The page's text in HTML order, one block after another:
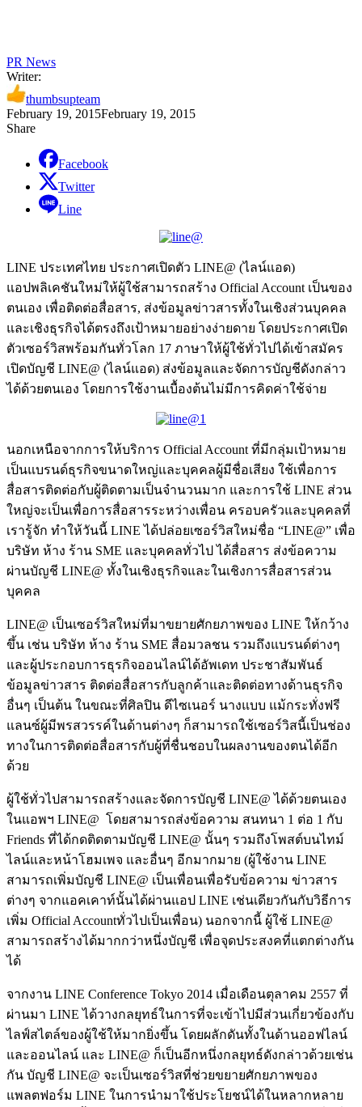
PR News
Writer:
thumbsupteam
February 19, 2015February 19, 2015
Share
Facebook
Twitter
Line
LINE ประเทศไทย ประกาศเปิดตัว LINE@ (ไลน์แอด)
แอปพลิเคชันใหม่ให้ผู้ใช้สามารถสร้าง Official Account เป็นของ
ตนเอง เพื่อติดต่อสื่อสาร, ส่งข้อมูลข่าวสารทั้งในเชิงส่วนบุคคล
และเชิงธุรกิจได้ตรงถึงเป้าหมายอย่างง่ายดาย โดยประกาศเปิด
ตัวเซอร์วิสพร้อมกันทั่วโลก 17 ภาษาให้ผู้ใช้ทั่วไปได้เข้าสมัคร
เปิดบัญชี LINE@ (ไลน์แอด) ส่งข้อมูลและจัดการบัญชีดังกล่าว
ได้ด้วยตนเอง โดยการใช้งานเบื้องต้นไม่มีการคิดค่าใช้จ่าย
นอกเหนือจากการให้บริการ Official Account ที่มีกลุ่มเป้าหมาย
เป็นแบรนด์ธุรกิจขนาดใหญ่และบุคคลผู้มีชื่อเสียง ใช้เพื่อการ
สื่อสารติดต่อกับผู้ติดตามเป็นจำนวนมาก และการใช้ LINE ส่วน
ใหญ่จะเป็นเพื่อการสื่อสารระหว่างเพื่อน ครอบครัวและบุคคลที่
เรารู้จัก ทำให้วันนี้ LINE ได้ปล่อยเซอร์วิสใหม่ชื่อ “LINE@” เพื่อ
บริษัท ห้าง ร้าน SME และบุคคลทั่วไป ได้สื่อสาร ส่งข้อความ
ผ่านบัญชี LINE@ ทั้งในเชิงธุรกิจและในเชิงการสื่อสารส่วน
บุคคล
LINE@ เป็นเซอร์วิสใหม่ที่มาขยายศักยภาพของ LINE ให้กว้าง
ขึ้น เช่น บริษัท ห้าง ร้าน SME สื่อมวลชน รวมถึงแบรนด์ต่างๆ
และผู้ประกอบการธุรกิจออนไลน์ได้อัพเดท ประชาสัมพันธ์
ข้อมูลข่าวสาร ติดต่อสื่อสารกับลูกค้าและติดต่อทางด้านธุรกิจ
อื่นๆ เป็นต้น ในขณะที่ศิลปิน ดีไซเนอร์ นางแบบ แม้กระทั่งฟรี
แลนซ์ผู้มีพรสวรรค์ในด้านต่างๆ ก็สามารถใช้เซอร์วิสนี้เป็นช่อง
ทางในการติดต่อสื่อสารกับผู้ที่ชื่นชอบในผลงานของตนได้อีก
ด้วย
ผู้ใช้ทั่วไปสามารถสร้างและจัดการบัญชี LINE@ ได้ด้วยตนเอง
ในแอพฯ LINE@ โดยสามารถส่งข้อความ สนทนา 1 ต่อ 1 กับ
Friends ที่ได้กดติดตามบัญชี LINE@ นั้นๆ รวมถึงโพสต์บนไทม์
ไลน์และหน้าโฮมเพจ และอื่นๆ อีกมากมาย (ผู้ใช้งาน LINE
สามารถเพิ่มบัญชี LINE@ เป็นเพื่อนเพื่อรับข้อความ ข่าวสาร
ต่างๆ จากแอคเคาท์นั้นได้ผ่านแอป LINE เช่นเดียวกันกับวิธีการ
เพิ่ม Official Accountทั่วไปเป็นเพื่อน) นอกจากนี้ ผู้ใช้ LINE@
สามารถสร้างได้มากกว่าหนึ่งบัญชี เพื่อจุดประสงคที่แตกต่างกัน
ได้
จากงาน LINE Conference Tokyo 2014 เมื่อเดือนตุลาคม 2557 ที่
ผ่านมา LINE ได้วางกลยุทธ์ในการที่จะเข้าไปมีส่วนเกี่ยวข้องกับ
ไลฟ์สไตล์ของผู้ใช้ให้มากยิ่งขึ้น โดยผลักดันทั้งในด้านออฟไลน์
และออนไลน์ และ LINE@ ก็เป็นอีกหนึ่งกลยุทธ์ดังกล่าวด้วยเช่น
กัน บัญชี LINE@ จะเป็นเซอร์วิสที่ช่วยขยายศักยภาพของ
แพลตฟอร์ม LINE ในการนำมาใช้ประโยชน์ได้ในหลากหลาย